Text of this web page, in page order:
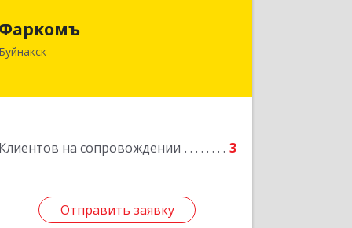
Фаркомъ
Буйнакск
Клиентов на сопровождении 3
Отправить заявку
Отправить заявку